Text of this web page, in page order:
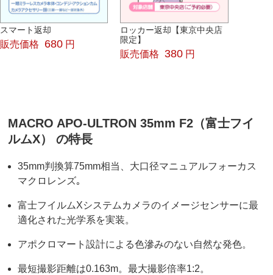
スマート返却
販売価格 680 円
ロッカー返却【東京中央店
限定】
販売価格 380 円
MACRO APO-ULTRON 35mm F2（富士フイ
ルムX） の特長
35mm判換算75mm相当、大口径マニュアルフォーカス
マクロレンズ｡
富士フイルムXシステムカメラのイメージセンサーに最
適化された光学系を実装。
アポクロマート設計による色滲みのない自然な発色。
最短撮影距離は0.163m。最大撮影倍率1:2。